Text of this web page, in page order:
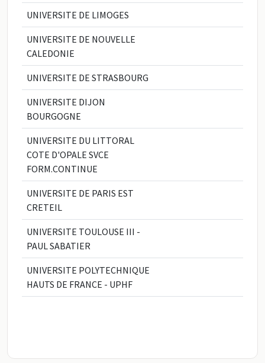
UNIVERSITE DE LIMOGES
UNIVERSITE DE NOUVELLE
CALEDONIE
UNIVERSITE DE STRASBOURG
UNIVERSITE DIJON
BOURGOGNE
UNIVERSITE DU LITTORAL
COTE D'OPALE SVCE
FORM.CONTINUE
UNIVERSITE DE PARIS EST
CRETEIL
UNIVERSITE TOULOUSE III -
PAUL SABATIER
UNIVERSITE POLYTECHNIQUE
HAUTS DE FRANCE - UPHF